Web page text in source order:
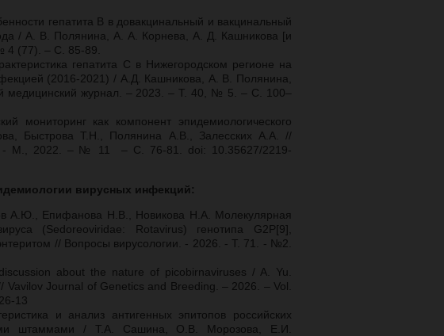
гепатита В в довакцинальный и вакцинальный
/ А. В. Полянина, А. А. Корнева, А. Д. Кашникова [и
4 (77). – С. 85-89.
гепатита С в Нижегородском регионе на
(2016-2021) / А.Д. Кашникова, А. В. Полянина,
медицинский журнал. – 2023. – Т. 40, № 5. – С. 100–
мониторинг как компонент эпидемиологического
Быстрова Т.Н., Полянина А.В., Залесских А.А. //
- М., 2022. – № 11 – С. 76-81. doi: 10.35627/2219-
вирусных инфекций:
А.Ю., Епифанова Н.В., Новикова Н.А. Молекулярная
(Sedoreoviridae: Rotavirus) генотипа G2P[9],
// Вопросы вирусологии. - 2026. - Т. 71. - №2.
about the nature of picobirnaviruses / A. Yu.
Vavilov Journal of Genetics and Breeding. – 2026. – Vol.
13
и анализ антигенных эпитопов российских
штаммами / Т.А. Сашина, О.В. Морозова, Е.И.